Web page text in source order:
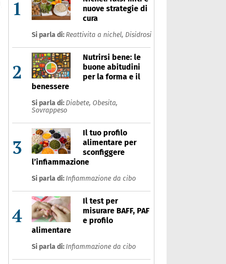
1
nuove strategie di
cura
Si parla di: Reattivita a nichel, Disidrosi
2
Nutrirsi bene: le
buone abitudini
per la forma e il
benessere
Si parla di: Diabete, Obesita,
Sovrappeso
3
Il tuo profilo
alimentare per
sconfiggere
l’infiammazione
Si parla di: Infiammazione da cibo
4
Il test per
misurare BAFF, PAF
e profilo
alimentare
Si parla di: Infiammazione da cibo